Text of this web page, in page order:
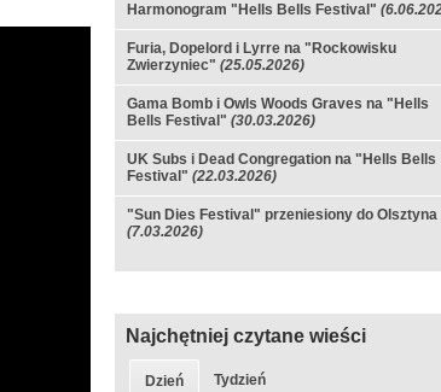
Harmonogram "Hells Bells Festival"
Furia, Dopelord i Lyrre na "Rockowisku
Zwierzyniec" (25.05.2026)
Gama Bomb i Owls Woods Graves na "Hells
Bells Festival" (30.03.2026)
UK Subs i Dead Congregation na "Hells Bells
Festival" (22.03.2026)
"Sun Dies Festival" przeniesiony do Olsztyna
(7.03.2026)
Najchętniej czytane wieści
Dzień Tydzień